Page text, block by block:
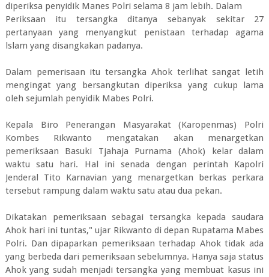
diperiksa penyidik Manes Polri selama 8 jam lebih. Dalam
Periksaan itu tersangka ditanya sebanyak sekitar 27
pertanyaan yang menyangkut penistaan terhadap agama
lslam yang disangkakan padanya.
Dalam pemerisaan itu tersangka Ahok terlihat sangat letih
mengingat yang bersangkutan diperiksa yang cukup lama
oleh sejumlah penyidik Mabes Polri.
Kepala Biro Penerangan Masyarakat (Karopenmas) Polri
Kombes Rikwanto mengatakan akan menargetkan
pemeriksaan Basuki Tjahaja Purnama (Ahok) kelar dalam
waktu satu hari. Hal ini senada dengan perintah Kapolri
Jenderal Tito Karnavian yang menargetkan berkas perkara
tersebut rampung dalam waktu satu atau dua pekan.
Dikatakan pemeriksaan sebagai tersangka kepada saudara
Ahok hari ini tuntas," ujar Rikwanto di depan Rupatama Mabes
Polri. Dan dipaparkan pemeriksaan terhadap Ahok tidak ada
yang berbeda dari pemeriksaan sebelumnya. Hanya saja status
Ahok yang sudah menjadi tersangka yang membuat kasus ini